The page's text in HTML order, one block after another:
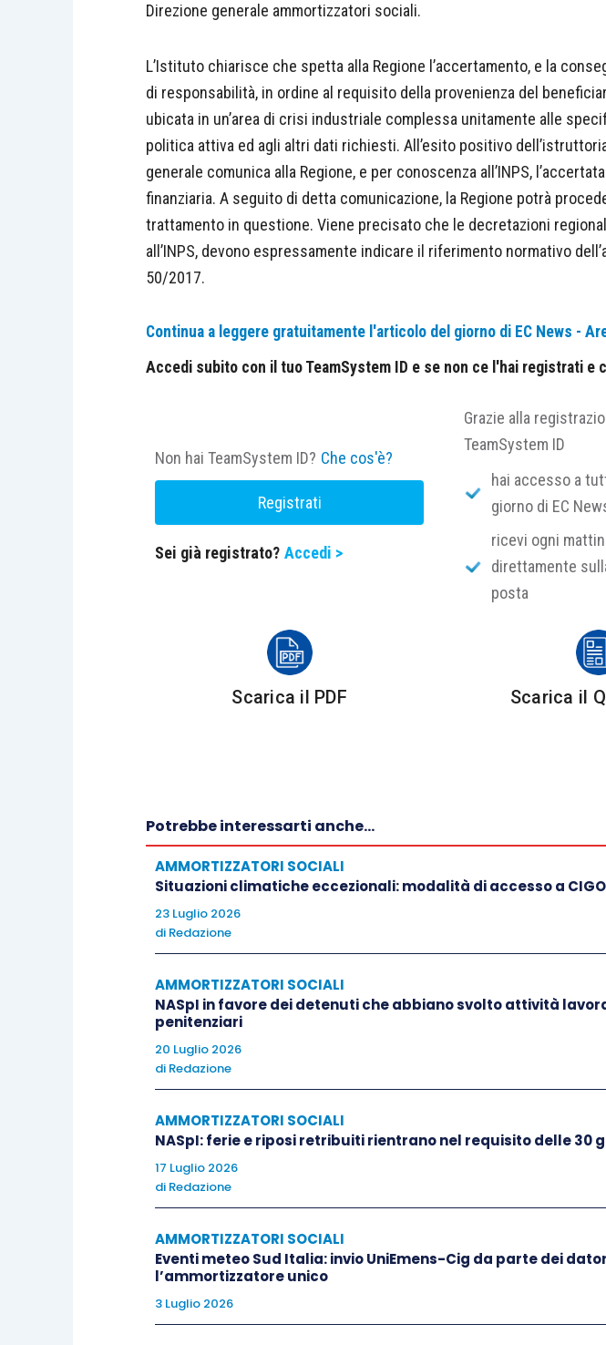
Direzione generale ammortizzatori sociali.
L’Istituto chiarisce che spetta alla Regione l’accertamento, e la
di responsabilità, in ordine al requisito della provenienza del
ubicata in un’area di crisi industriale complessa unitamente alle
politica attiva ed agli altri dati richiesti. All’esito positivo
generale comunica alla Regione, e per conoscenza all’INPS,
finanziaria. A seguito di detta comunicazione, la Regione potrà
trattamento in questione. Viene precisato che le decretazioni
all’INPS, devono espressamente indicare il riferimento normativo
50/2017.
Continua a leggere gratuitamente l'articolo del giorno di EC News -
Accedi subito con il tuo TeamSystem ID e se non ce l'hai registrati e
Non hai TeamSystem ID? Che cos'è?
Registrati
Sei già registrato? Accedi >
Grazie alla
TeamSystem ID
hai accesso a
giorno di EC
ricevi ogni
direttamente
posta
Scarica il PDF Scarica il
Potrebbe interessarti anche...
AMMORTIZZATORI SOCIALI
Situazioni climatiche eccezionali: modalità di accesso a CIGO
23 Luglio 2026
di Redazione
AMMORTIZZATORI SOCIALI
NASpI in favore dei detenuti che abbiano svolto attività
penitenziari
20 Luglio 2026
di Redazione
AMMORTIZZATORI SOCIALI
NASpI: ferie e riposi retribuiti rientrano nel requisito delle 30
17 Luglio 2026
di Redazione
AMMORTIZZATORI SOCIALI
Eventi meteo Sud Italia: invio UniEmens-Cig da parte dei
l’ammortizzatore unico
3 Luglio 2026